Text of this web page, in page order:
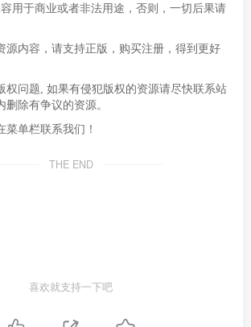
用于商业或者非法用途，否则，一切后果请
源内容，请支持正版，购买注册，得到更好
权问题, 如果有侵犯版权的资源请尽快联系站
删除有争议的资源。
菜单栏联系我们！
THE END
喜欢就支持一下吧